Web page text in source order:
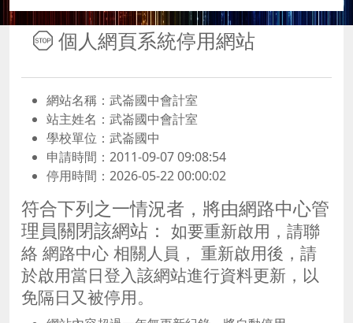
個人網頁系統停用網站
網站名稱：武崙國中會計室
站主姓名：武崙國中會計室
學校單位：武崙國中
申請時間：2011-09-07 09:08:54
停用時間：2026-05-22 00:00:02
符合下列之一情況者，將由網路中心管
理員關閉該網站： 如要重新啟用，請聯
絡 網路中心 相關人員， 重新啟用後，請
於啟用當日登入該網站進行資料更新，以
免隔日又被停用。